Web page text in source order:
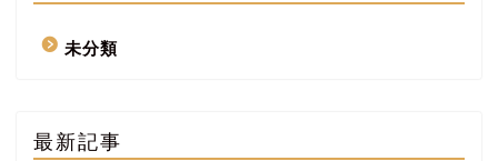
未分類
最新記事